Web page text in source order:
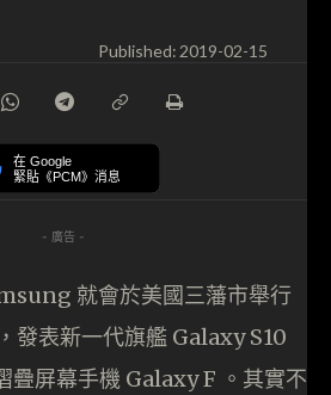
Published:2019-02-15
在 Google
緊貼《PCM》消息
- 廣告 -
就會於美國三藩市舉行
表新一代旗艦 Galaxy S10
疊屏幕手機 Galaxy F 。其實不